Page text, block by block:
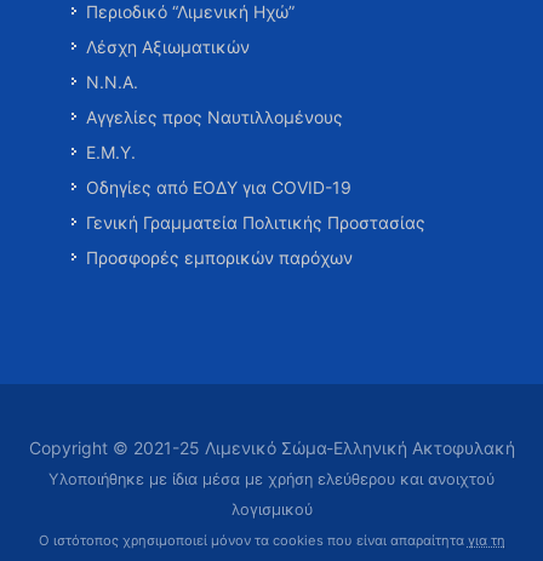
Περιοδικό “Λιμενική Ηχώ”
Λέσχη Αξιωματικών
Ν.Ν.Α.
Αγγελίες προς Ναυτιλλομένους
Ε.Μ.Υ.
Οδηγίες από ΕΟΔΥ για COVID-19
Γενική Γραμματεία Πολιτικής Προστασίας
Προσφορές εμπορικών παρόχων
Copyright © 2021-25 Λιμενικό Σώμα-Ελληνική Ακτοφυλακή
Υλοποιήθηκε με ίδια μέσα με χρήση ελεύθερου και ανοιχτού
λογισμικού
Ο ιστότοπος χρησιμοποιεί μόνον τα cookies που είναι απαραίτητα για τη